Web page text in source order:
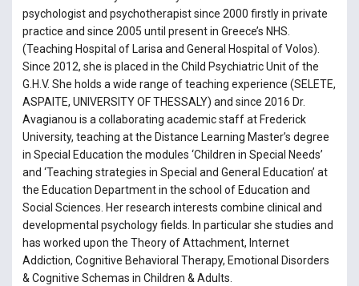
psychologist and psychotherapist since 2000 firstly in private
practice and since 2005 until present in Greece’s NHS.
(Teaching Hospital of Larisa and General Hospital of Volos).
Since 2012, she is placed in the Child Psychiatric Unit of the
G.H.V. She holds a wide range of teaching experience (SELETE,
ASPAITE, UNIVERSITY OF THESSALY) and since 2016 Dr.
Avagianou is a collaborating academic staff at Frederick
University, teaching at the Distance Learning Master’s degree
in Special Education the modules ‘Children in Special Needs’
and ‘Teaching strategies in Special and General Education’ at
the Education Department in the school of Education and
Social Sciences. Her research interests combine clinical and
developmental psychology fields. In particular she studies and
has worked upon the Theory of Attachment, Internet
Addiction, Cognitive Behavioral Therapy, Emotional Disorders
& Cognitive Schemas in Children & Adults.